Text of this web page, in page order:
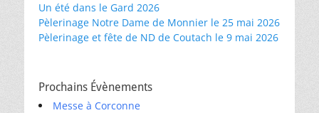
Un été dans le Gard 2026
Pèlerinage Notre Dame de Monnier le 25 mai 2026
Pèlerinage et fête de ND de Coutach le 9 mai 2026
Prochains Évènements
Messe à Corconne